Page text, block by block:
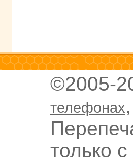
©2005-
телефонах
только